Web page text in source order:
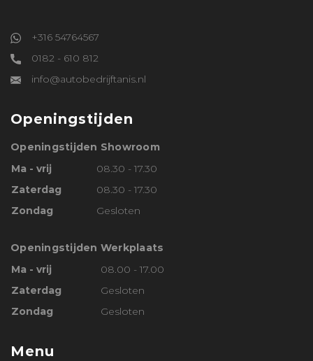
+316 54764567
0182 - 610 812
info@autobedrijftanis.nl
Openingstijden
Openingstijden Showroom
Ma - vrij
08.30 - 17.30
Zaterdag
08.30 - 17.30
Zondag
Gesloten
Openingstijden Werkplaats
Ma - vrij
08.00 - 17.00
Zaterdag
Gesloten
Zondag
Gesloten
Menu